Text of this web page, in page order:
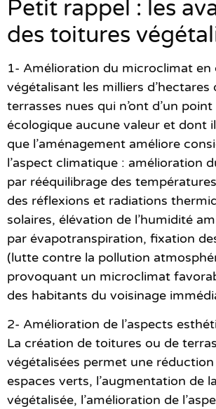
Petit rappel : les
des toitures
1- Amélioration du microclimat en
végétalisant les milliers
terrasses nues qui n’ont d’un
écologique aucune valeur et dont
que l’aménagement améliore
l’aspect climatique : amélioration
par rééquilibrage des
des réflexions et radiations
solaires, élévation de l’humidité
par évapotranspiration, fixation
(lutte contre la pollution
provoquant un microclimat
des habitants du voisinage
2- Amélioration de l’aspects
La création de toitures ou de
végétalisées permet une
espaces verts, l’augmentation de
végétalisée, l’amélioration de